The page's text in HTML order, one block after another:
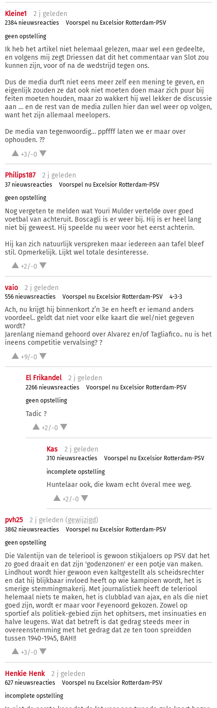
Kleine1 2 j geleden
2384 nieuwsreacties
Voorspel nu Excelsior Rotterdam-PSV
geen opstelling
Ik heb het artikel niet helemaal gelezen, maar wel een gedeelte,
en volgens mij zegt Driessen dat dit het commentaar van Slot zou
kunnen zijn, voor of na de wedstrijd tegen ons.
Dus de media durft niet eens meer zelf een mening te geven, en
eigenlijk zouden ze dat ook niet moeten doen maar zich puur bij
feiten moeten houden, maar zo wakkert hij wel lekker de discussie
aan … en de rest van de media zullen hier dan wel weer op volgen,
want het zijn allemaal meelopers.
De media van tegenwoordig… ppffff laten we er maar over
ophouden. ??
+3/-0
Philips187 2 j geleden
37 nieuwsreacties
Voorspel nu Excelsior Rotterdam-PSV
geen opstelling
Nog vergeten te melden wat Youri Mulder vertelde over goed
voetbal van achteruit. Boscagli is er weer bij. Hij is er heel lang
niet bij geweest. Hij speelde nu weer voor het eerst achterin.
Hij kan zich natuurlijk verspreken maar iedereen aan tafel bleef
stil. Opmerkelijk. Lijkt wel totale desinteresse.
+2/-0
vaio 2 j geleden
556 nieuwsreacties Voorspel nu Excelsior Rotterdam-PSV 4-3-3
Ach, nu krijgt hij binnenkort z’n 3e en heeft er iemand anders
voordeel.. geldt dat niet voor elke kaart die wel/niet gegeven
wordt?
Jarenlang niemand gehoord over Alvarez en/of Tagliafico.. nu is het
ineens competitie vervalsing? ?
+9/-0
El Frikandel 2 j geleden
2266 nieuwsreacties
Voorspel nu Excelsior Rotterdam-PSV
geen opstelling
Tadic ?
+2/-0
Kas 2 j geleden
310 nieuwsreacties
Voorspel nu Excelsior Rotterdam-PSV
incomplete opstelling
Huntelaar ook, die kwam echt óveral mee weg.
+2/-0
pvh25 2 j geleden (gewijzigd)
3862 nieuwsreacties
Voorspel nu Excelsior Rotterdam-PSV
geen opstelling
Die Valentijn van de teleriool is gewoon stikjaloers op PSV dat het
zo goed draait en dat zijn 'godenzonen' er een potje van maken.
Lindhout wordt hier gewoon even kaltgestellt als scheidsrechter
en dat hij blijkbaar invloed heeft op wie kampioen wordt, het is
smerige stemmingmakerij. Met journalistiek heeft de teleriool
helemaal niets te maken, het is clubblad van ajax, en als die niet
goed zijn, wordt er maar voor Feyenoord gekozen. Zowel op
sportief als politiek-gebied zijn het ophitsers, met insinuaties en
halve leugens. Wat dat betreft is dat gedrag steeds meer in
overeenstemming met het gedrag dat ze ten toon spreidden
tussen 1940-1945, BAH!!
+3/-0
Henkie Henk 2 j geleden
627 nieuwsreacties
Voorspel nu Excelsior Rotterdam-PSV
incomplete opstelling